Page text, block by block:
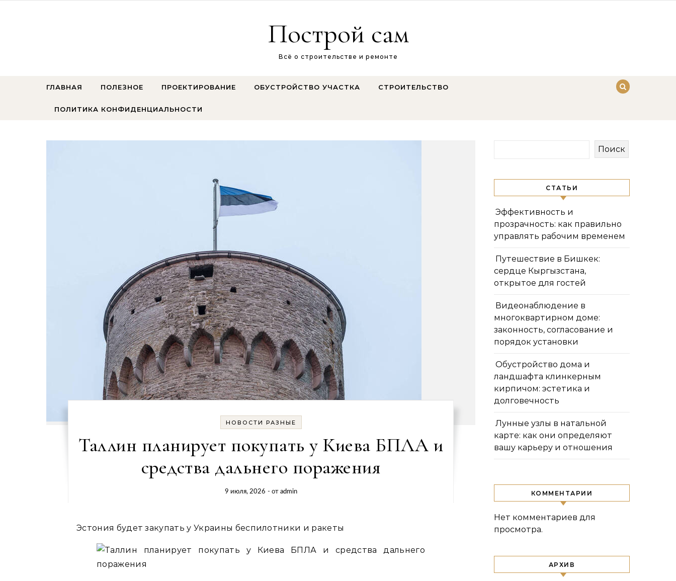
Построй сам
Всё о строительстве и ремонте
ГЛАВНАЯ ПОЛЕЗНОЕ ПРОЕКТИРОВАНИЕ ОБУСТРОЙСТВО УЧАСТКА СТРОИТЕЛЬСТВО
ПОЛИТИКА КОНФИДЕНЦИАЛЬНОСТИ
НОВОСТИ РАЗНЫЕ
Таллин планирует покупать у Киева БПЛА и
средства дальнего поражения
9 июля, 2026 - от admin
Эстония будет закупать у Украины беспилотники и ракеты
Поиск
СТАТЬИ
Эффективность и
прозрачность: как правильно
управлять рабочим временем
Путешествие в Бишкек:
сердце Кыргызстана,
открытое для гостей
Видеонаблюдение в
многоквартирном доме:
законность, согласование и
порядок установки
Обустройство дома и
ландшафта клинкерным
кирпичом: эстетика и
долговечность
Лунные узлы в натальной
карте: как они определяют
вашу карьеру и отношения
КОММЕНТАРИИ
Нет комментариев для
просмотра.
АРХИВ